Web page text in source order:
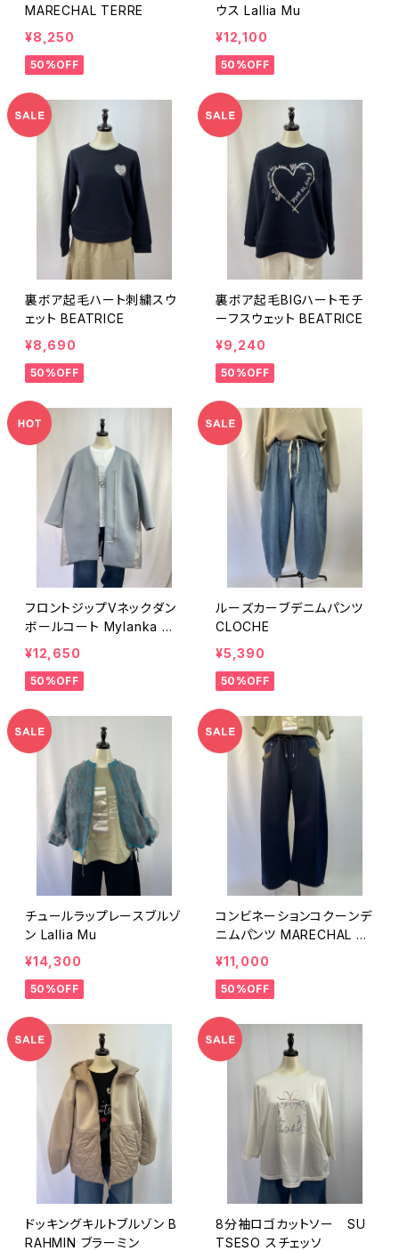
MARECHAL TERRE
¥8,250
50%OFF
ウス Lallia Mu
¥12,100
50%OFF
裏ボア起毛ハート刺繍スウ
ェット BEATRICE
¥8,690
50%OFF
裏ボア起毛BIGハートモチ
ーフスウェット BEATRICE
¥9,240
50%OFF
フロントジップVネックダン
ボールコート Mylanka ミ
ランカ
¥12,650
50%OFF
ルーズカーブデニムパンツ
CLOCHE
¥5,390
50%OFF
チュールラップレースブルゾ
ン Lallia Mu
¥14,300
50%OFF
コンビネーションコクーンデ
ニムパンツ MARECHAL TE
RRE
¥11,000
50%OFF
ドッキングキルトブルゾン B
RAHMIN ブラーミン
8分袖ロゴカットソー SU
TSESO スチェッソ